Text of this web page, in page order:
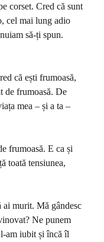
corset. Cred că sunt
cel mai lung adio
să-ți spun.
că ești frumoasă,
de frumoasă. De
mea – și a ta –
frumoasă. E ca și
toată tensiunea,
ai murit. Mă gândesc
Ne punem
am iubit și încă îl